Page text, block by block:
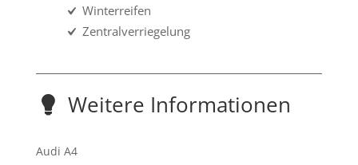
Winterreifen
Zentralverriegelung
Weitere Informationen
Audi A4